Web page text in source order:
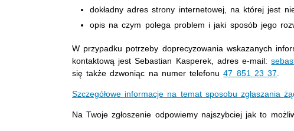
dokładny adres strony internetowej, na której jest
opis na czym polega problem i jaki sposób jego
W przypadku potrzeby doprecyzowania wskazanych
kontaktową jest Sebastian Kasperek, adres e-mail:
się także dzwoniąc na numer telefonu47 851 23 37.
Szczegółowe informacje na temat sposobu zgłaszania
Na Twoje zgłoszenie odpowiemy najszybciej jak to